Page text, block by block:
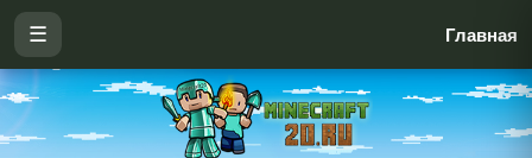
☰ Главная